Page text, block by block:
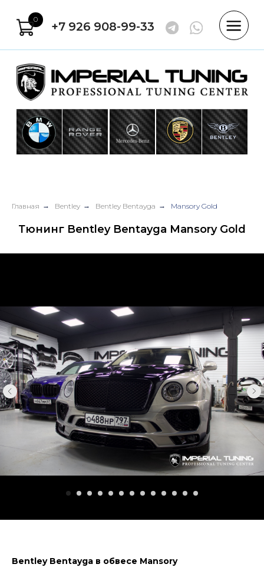
+7 926 908-99-33
Главная → Bentley → Bentley Bentayga → Mansory Gold
Тюнинг Bentley Bentayga Mansory Gold
Bentley Bentayga в обвесе Mansory